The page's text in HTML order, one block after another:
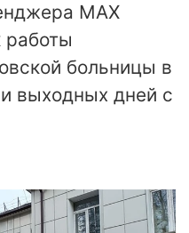
МАХ
работы
больницы в
выходных дней с